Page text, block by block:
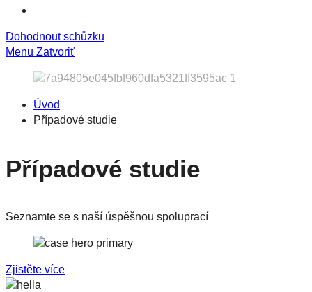
Dohodnout schůzku
Menu Zatvoriť
Úvod
Případové studie
Případové studie
Seznamte se s naší úspěšnou spoluprací
Zjistěte více